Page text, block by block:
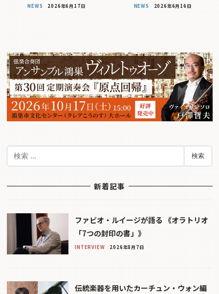
NEWS 2026年6月17日 NEWS 2026年6月16日
検
検索
新着記事
ファビオ・ルイージが語る 《オラトリオ
「7つの封印の書」》
INTERVIEW 2026年8月7日
伝統楽器を用いたカーチュン・ウォン編